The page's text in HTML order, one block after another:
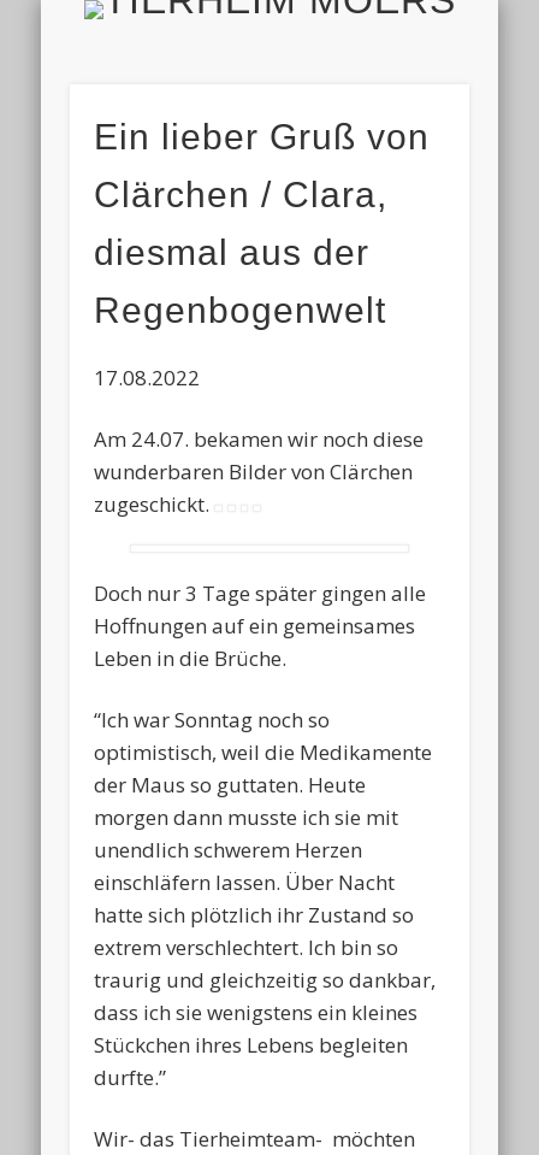
HOME
AKTUELL
ALLE TIERE
HELFEN
TIERHEIM & VEREIN
VIELEN DANK!
IMPRESSUM & DATENSCHUTZ
FINDEFIX
Ein lieber Gruß von
Clärchen / Clara,
diesmal aus der
Regenbogenwelt
17.08.2022
Am 24.07. bekamen wir noch diese
wunderbaren Bilder von Clärchen
zugeschickt.
Doch nur 3 Tage später gingen alle
Hoffnungen auf ein gemeinsames
Leben in die Brüche.
“Ich war Sonntag noch so
optimistisch, weil die Medikamente
der Maus so guttaten. Heute
morgen dann musste ich sie mit
unendlich schwerem Herzen
einschläfern lassen. Über Nacht
hatte sich plötzlich ihr Zustand so
extrem verschlechtert. Ich bin so
traurig und gleichzeitig so dankbar,
dass ich sie wenigstens ein kleines
Stückchen ihres Lebens begleiten
durfte.”
Wir- das Tierheimteam- möchten